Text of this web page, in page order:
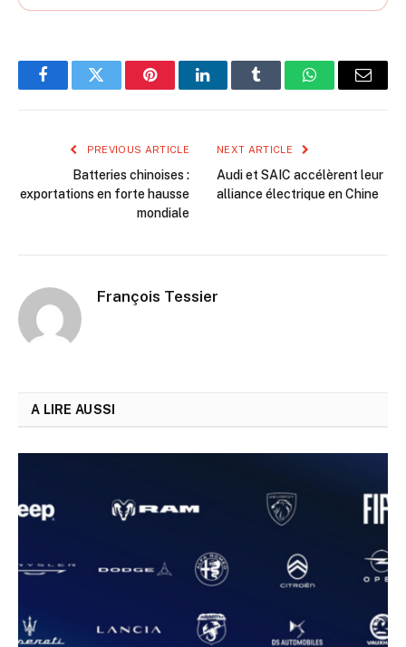
FacebookTwitter PinterestLinkedInTumblr WhatsAppEmail
PREVIOUS ARTICLE
Batteries chinoises :
exportations en forte hausse
mondiale
NEXT ARTICLE
Audi et SAIC accélèrent leur
alliance électrique en Chine
François Tessier
A LIRE AUSSI